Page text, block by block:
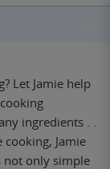
Let Jamie help
ingredients . .
cooking, Jamie
not only simple